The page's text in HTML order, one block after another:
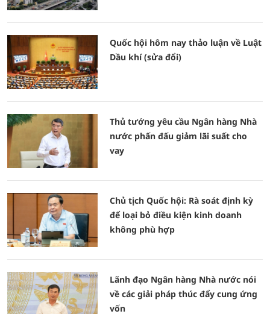
Quốc hội hôm nay thảo luận về Luật
Dầu khí (sửa đổi)
Thủ tướng yêu cầu Ngân hàng Nhà
nước phấn đấu giảm lãi suất cho
vay
Chủ tịch Quốc hội: Rà soát định kỳ
để loại bỏ điều kiện kinh doanh
không phù hợp
Lãnh đạo Ngân hàng Nhà nước nói
về các giải pháp thúc đẩy cung ứng
vốn